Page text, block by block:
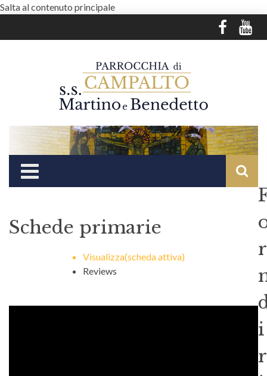
Salta al contenuto principale
r
i
r
Schede primarie
Visualizza(scheda attiva)
Reviews